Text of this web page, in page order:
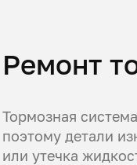
Ремонт
Тормозная
поэтому детали
или утечка